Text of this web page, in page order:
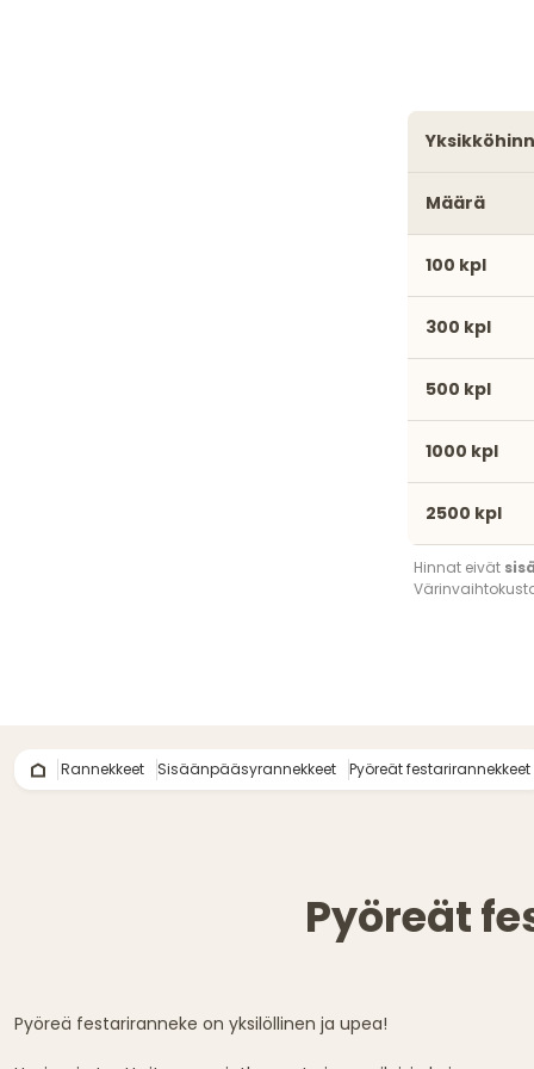
Määrä
100 kpl
300 kpl
500 kpl
1000 kpl
2500 kpl
Hinnat eivät
Rannekkeet Sisäänpääsyrannekkeet Pyöreät festarirannekkeet
Pyöreät
Pyöreä festariranneke on yksilöllinen ja upea!